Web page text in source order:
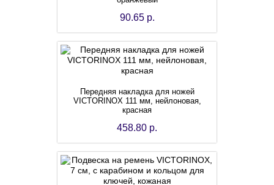
90.65 р.
Передняя накладка для ножей
VICTORINOX 111 мм, нейлоновая,
красная
458.80 р.